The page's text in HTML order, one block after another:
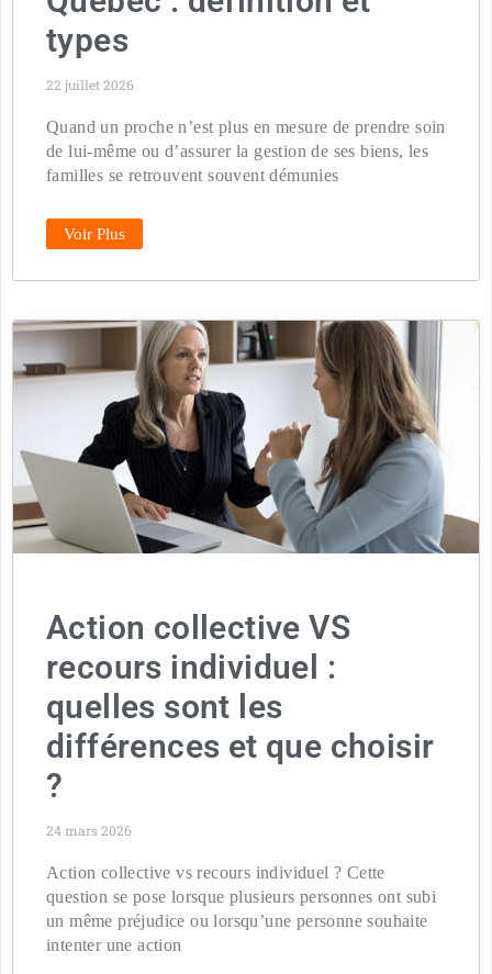
types
22 juillet 2026
Quand un proche n’est plus en mesure de prendre soin
de lui-même ou d’assurer la gestion de ses biens, les
familles se retrouvent souvent démunies
Voir Plus
Action collective VS
recours individuel :
quelles sont les
différences et que choisir
?
24 mars 2026
Action collective vs recours individuel ? Cette
question se pose lorsque plusieurs personnes ont subi
un même préjudice ou lorsqu’une personne souhaite
intenter une action